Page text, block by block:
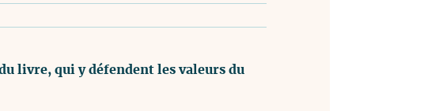
livre, qui y défendent les valeurs du